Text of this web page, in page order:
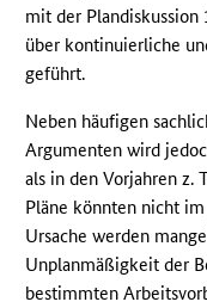
mit der
über kontinuierliche
geführt.
Neben häufigen
Argumenten wird
als in den Vorjahren z.
Pläne könnten nicht
Ursache werden
Unplanmäßigkeit der
bestimmten